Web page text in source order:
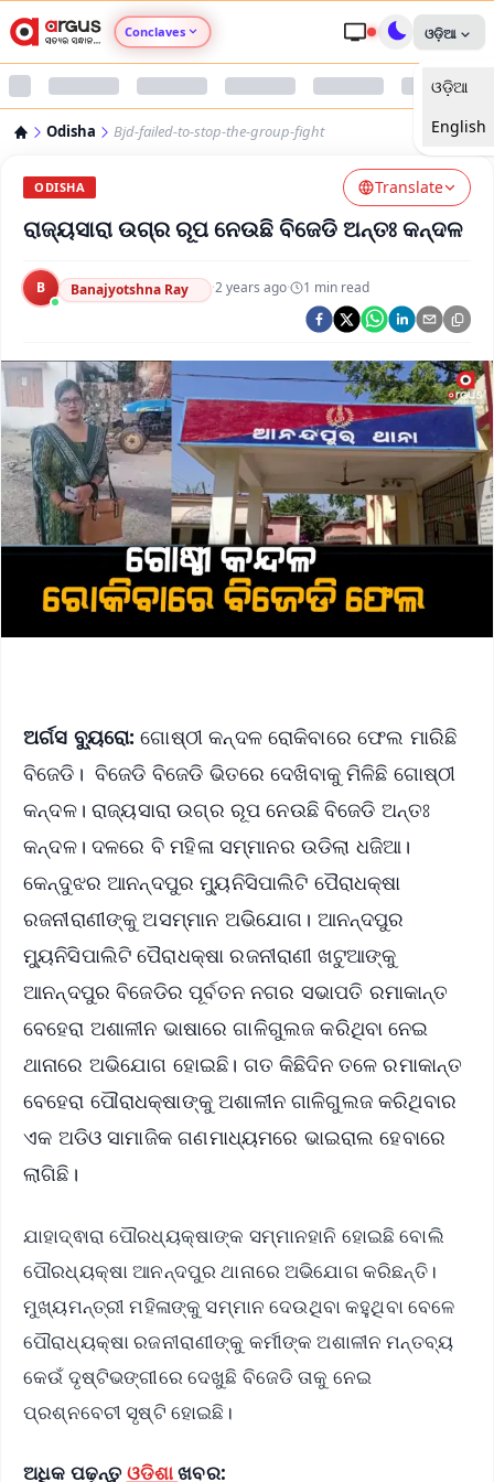
Conclaves
Argus Nari Shakti
Argus Swaad Odisha
Argus Chalo Dekhein Apna Desh
ଓଡ଼ିଆ
ଓଡ଼ିଆ
English
Odisha Bjd-failed-to-stop-the-group-fight
ODISHA Translate
ରାଜ୍ୟସାରା ଉଗ୍ର ରୂପ ନେଉଛି ବିଜେଡି ଅନ୍ତଃ କନ୍ଦଳ
B Banajyotshna Ray ·2 years ago· 1 min read
ଅର୍ଗସ ବ୍ୟୁରୋ: ଗୋଷ୍ଠୀ କନ୍ଦଳ ରୋକିବାରେ ଫେଲ ମାରିଛି
ବିଜେଡି। ବିଜେଡି ବିଜେଡି ଭିତରେ ଦେଖିବାକୁ ମିଳିଛି ଗୋଷ୍ଠୀ
କନ୍ଦଳ। ରାଜ୍ୟସାରା ଉଗ୍ର ରୂପ ନେଉଛି ବିଜେଡି ଅନ୍ତଃ
କନ୍ଦଳ। ଦଳରେ ବି ମହିଳା ସମ୍ମାନର ଉଡିଲା ଧଜିଆ।
କେନ୍ଦୁଝର ଆନନ୍ଦପୁର ମ୍ୟୁନିସିପାଲିଟି ପୈରାଧକ୍ଷା
ରଜନୀରାଣୀଙ୍କୁ ଅସମ୍ମାନ ଅଭିଯୋଗ। ଆନନ୍ଦପୁର
ମ୍ୟୁନିସିପାଲିଟି ପୈରାଧକ୍ଷା ରଜନୀରାଣୀ ଖଟୁଆଙ୍କୁ
ଆନନ୍ଦପୁର ବିଜେଡିର ପୂର୍ବତନ ନଗର ସଭାପତି ରମାକାନ୍ତ
ବେହେରା ଅଶାଳୀନ ଭାଷାରେ ଗାଳିଗୁଲଜ କରିଥିବା ନେଇ
ଥାନାରେ ଅଭିଯୋଗ ହୋଇଛି। ଗତ କିଛିଦିନ ତଳେ ରମାକାନ୍ତ
ବେହେରା ପୌରାଧକ୍ଷାଙ୍କୁ ଅଶାଳୀନ ଗାଳିଗୁଲଜ କରିଥିବାର
ଏକ ଅଡିଓ ସାମାଜିକ ଗଣମାଧ୍ୟମରେ ଭାଇରାଲ ହେବାରେ
ଲାଗିଛି।
ଯାହାଦ୍ଵାରା ପୌରଧ୍ୟକ୍ଷାଙ୍କ ସମ୍ମାନହାନି ହୋଇଛି ବୋଲି
ପୌରଧ୍ୟକ୍ଷା ଆନନ୍ଦପୁର ଥାନାରେ ଅଭିଯୋଗ କରିଛନ୍ତି।
ମୁଖ୍ୟମନ୍ତ୍ରୀ ମହିଳାଙ୍କୁ ସମ୍ମାନ ଦେଉଥିବା କହୁଥିବା ବେଳେ
ପୌରାଧ୍ୟକ୍ଷା ରଜନୀରାଣୀଙ୍କୁ କର୍ମୀଙ୍କ ଅଶାଳୀନ ମନ୍ତବ୍ୟ
କେଉଁ ଦୃଷ୍ଟିଭଙ୍ଗୀରେ ଦେଖୁଛି ବିଜେଡି ତାକୁ ନେଇ
ପ୍ରଶ୍ନବେଚୀ ସୃଷ୍ଟି ହୋଇଛି।
ଅଧିକ ପଢ଼ନ୍ତୁ ଓଡିଶାଖବର: